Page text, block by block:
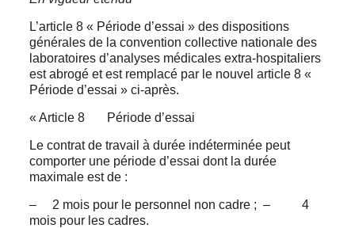
L’article 8 « Période d’essai » des dispositions
générales de la convention collective nationale des
laboratoires d’analyses médicales extra-hospitaliers
est abrogé et est remplacé par le nouvel article 8 «
Période d’essai » ci-après.
« Article 8 Période d’essai
Le contrat de travail à durée indéterminée peut
comporter une période d’essai dont la durée
maximale est de :
– 2 mois pour le personnel non cadre ; – 4
mois pour les cadres.